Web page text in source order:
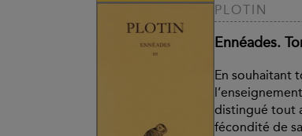
PLOTIN
Ennéades.
En souhaitant
distingué tout
fécondité de